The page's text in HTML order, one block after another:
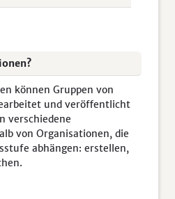
können Gruppen von
und veröffentlicht
verschiedene
von Organisationen, die
abhängen: erstellen,